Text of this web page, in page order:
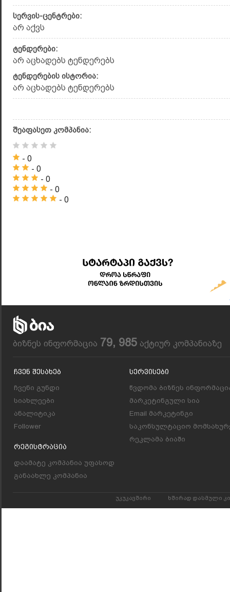
სერვის-ცენტრები:
არ აქვს
ტენდერები:
არ აცხადებს ტენდერებს
ტენდერების ისტორია:
არ აცხადებს ტენდერებს
შეაფასეთ კომპანია:
- 0
- 0
- 0
- 0
- 0
ბიზნეს ინფორმაცია 79, 985 აქტიურ კომპანიაზე
Ჩვენ Შესახებ
ჩვენი გუნდი
სიახლეები
ანალიტიკა
Follower
Რეგისტრაცია
დაამატე კომპანია უფასოდ
განაახლე კომპანია
Სერვისები
წვდომა ბიზნეს
მარკეტინგული სია
Email მარკეტინგი
საკონსულტაციო
რეკლამა ბიაში
უკუკავშირი ხშირად დასმული